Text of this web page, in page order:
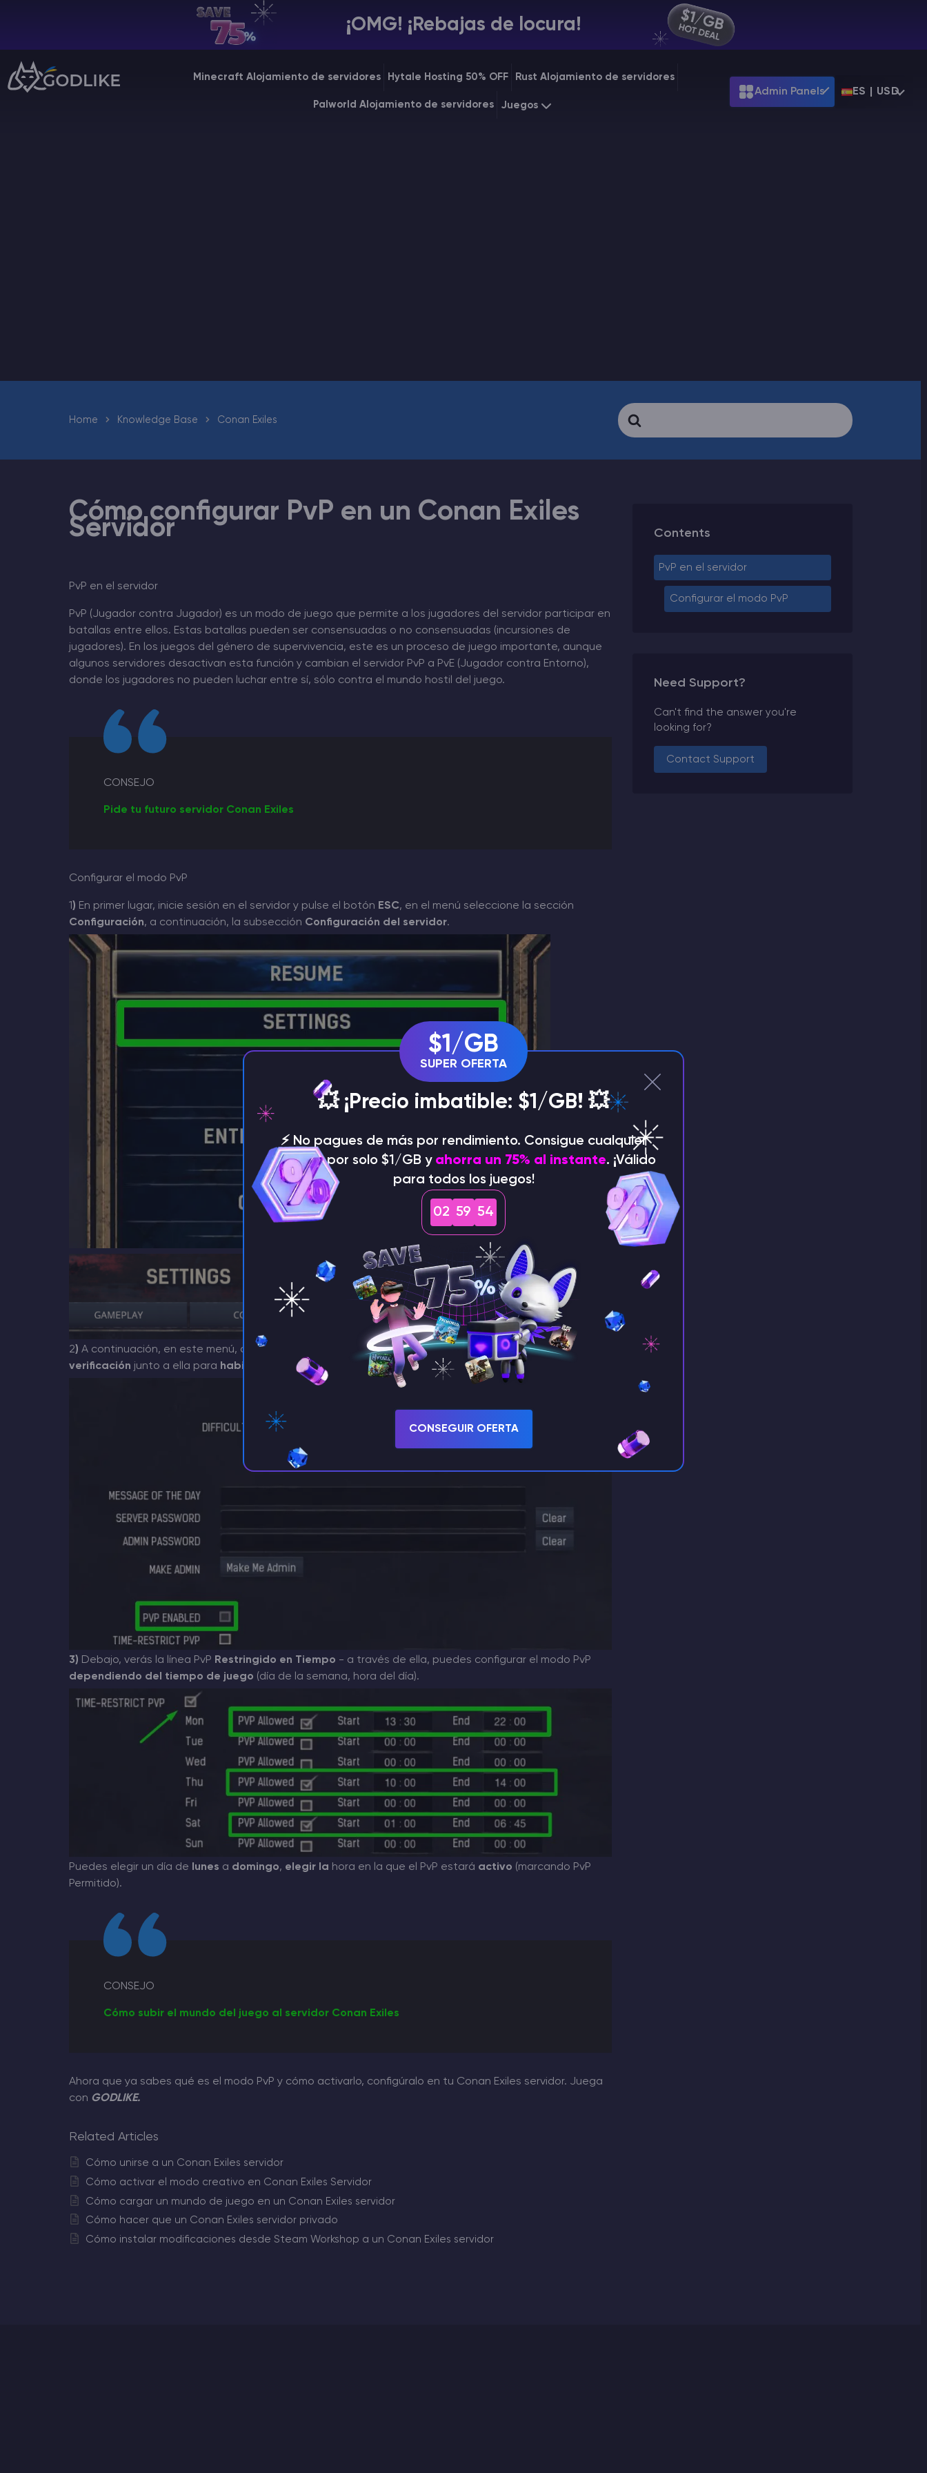
¡OMG! ¡Rebajas de locura!
Minecraft Alojamiento de servidores Hytale Hosting 50% OFF Rust Alojamiento de servidores
Palworld Alojamiento de servidores Juegos
Admin Panels ES | USD
Billing Panel
Manage your servers & payments
Hytale Hosting 50% OFF
Rust Alojamiento de servidores
Search
For
Home Knowledge Base Conan Exiles
Cómo configurar PvP en un Conan Exiles
Servidor
PvP en el servidor
PvP (Jugador contra Jugador) es un modo de juego que permite a los jugadores del servidor participar en
batallas entre ellos. Estas batallas pueden ser consensuadas o no consensuadas (incursiones de
jugadores). En los juegos del género de supervivencia, este es un proceso de juego importante, aunque
algunos servidores desactivan esta función y cambian el servidor PvP a PvE (Jugador contra Entorno),
donde los jugadores no pueden luchar entre sí, sólo contra el mundo hostil del juego.
CONSEJO
Pide tu futuro servidor Conan Exiles
Configurar el modo PvP
1) En primer lugar, inicie sesión en el servidor y pulse el botón ESC, en el menú seleccione la sección
Configuración, a continuación, la subsección Configuración del servidor.
2) A continuación, en este menú, abajo verás la
línea PvP Habilitado, haz clic en la casilla de
verificación junto a ella para habilitar el PvP en el servidoro deshabilitarlo
3) Debajo, verás la línea PvP Restringido en Tiempo - a través de ella, puedes configurar el modo PvP
dependiendo del tiempo de juego (día de la semana, hora del día).
Puedes elegir un día de lunes a domingo, elegir la hora en la que el PvP estará activo (marcando PvP
Permitido).
CONSEJO
Cómo subir el mundo del juego al servidor Conan Exiles
Ahora que ya sabes qué es el modo PvP y cómo activarlo, configúralo en tu Conan Exiles servidor. Juega
con GODLIKE.
Related Articles
Cómo unirse a un Conan Exiles servidor
Cómo activar el modo creativo en Conan Exiles Servidor
Cómo cargar un mundo de juego en un Conan Exiles servidor
Cómo hacer que un Conan Exiles servidor privado
Cómo instalar modificaciones desde Steam Workshop a un Conan Exiles servidor
Contents
PvP en el servidor
Configurar el modo PvP
Need Support?
Can't find the answer you're
looking for?
Contact Support
$1/GB
SUPER OFERTA
💥 ¡Precio imbatible: $1/GB! 💥
⚡️ No pagues de más por rendimiento. Consigue cualquier
servidor por solo $1/GB y ahorra un 75% al instante. ¡Válido
para todos los juegos!
02 59 53
CONSEGUIR OFERTA